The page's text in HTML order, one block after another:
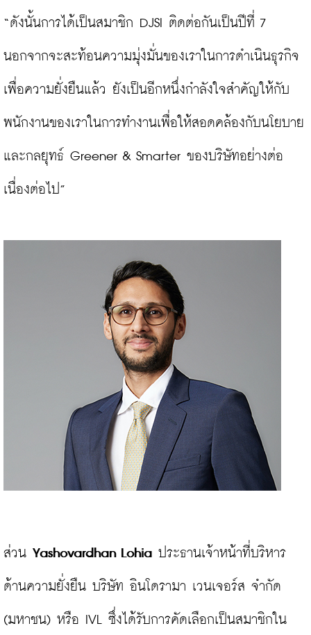
“ดังนั้นการได้เป็นสมาชิก DJSI ติดต่อกันเป็นปีที่ 7
นอกจากจะสะท้อนความมุ่งมั่นของเราในการดำเนินธุรกิจ
เพื่อความยั่งยืนแล้ว ยังเป็นอีกหนึ่งกำลังใจสำคัญให้กับ
พนักงานของเราในการทำงานเพื่อให้สอดคล้องกับนโยบาย
และกลยุทธ์ Greener & Smarter ของบริษัทอย่างต่อ
เนื่องต่อไป”
ส่วน Yashovardhan Lohia ประธานเจ้าหน้าที่บริหาร
ด้านความยั่งยืน บริษัท อินโดรามา เวนเจอร์ส จำกัด
(มหาชน) หรือ IVL ซึ่งได้รับการคัดเลือกเป็นสมาชิกใน